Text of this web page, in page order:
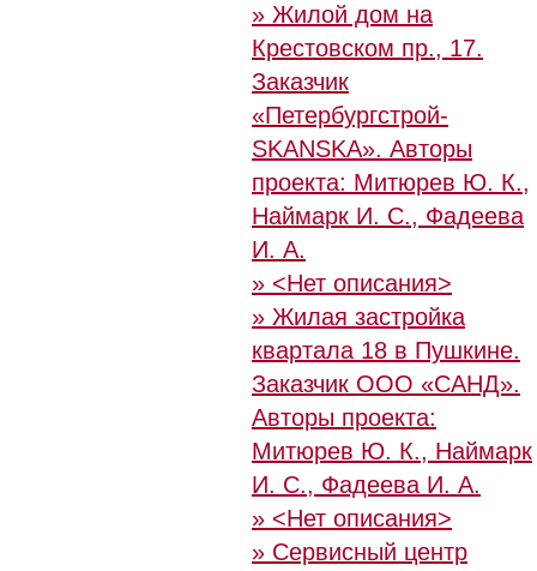
» Жилой дом на
Крестовском пр., 17.
Заказчик
«Петербургстрой-
SKANSKA». Авторы
проекта: Митюрев Ю. К.,
Наймарк И. С., Фадеева
И. А.
» <Нет описания>
» Жилая застройка
квартала 18 в Пушкине.
Заказчик ООО «САНД».
Авторы проекта:
Митюрев Ю. К., Наймарк
И. С., Фадеева И. А.
» <Нет описания>
» Сервисный центр